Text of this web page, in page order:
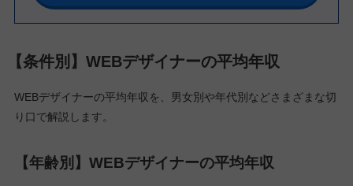
【条件別】WEBデザイナーの平均年収
WEBデザイナーの平均年収を、男女別や年代別などさまざまな切
り口で解説します。
【年齢別】WEBデザイナーの平均年収